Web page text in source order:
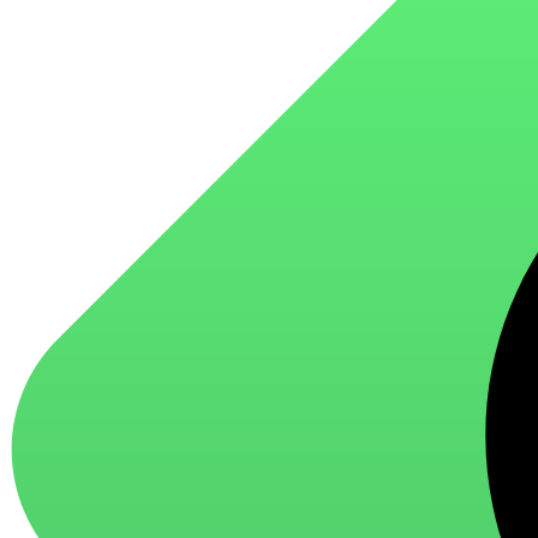
для ароматизации и нейтрализации запахов
для стирки и ухода за тканями
для ковров и текстильных изделий
специализированные чистящие средства
универсальные чистящие средства
дезинфицирующие средства
Автохимия и автокосметика
автоэмали
аэрозольные смазки